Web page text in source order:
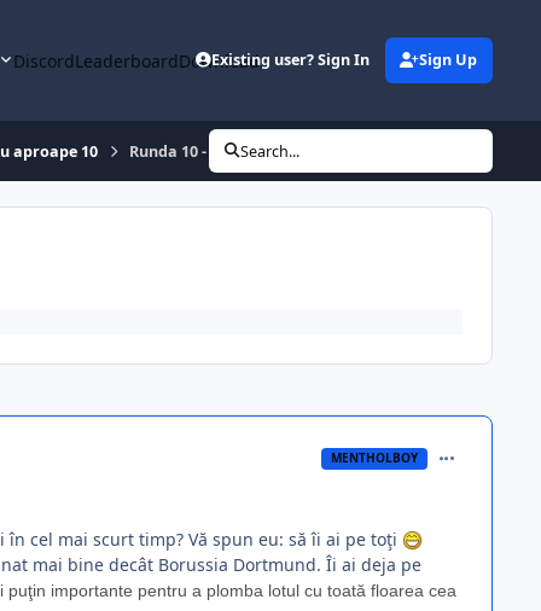
DiscordLeaderboardDownloads
Existing user? Sign In Sign Up
aproape 10 Runda 10 - Nota 10 cu felicitări sau aproape 10
Search...
MENTHOLBOY
cel mai scurt timp? Vă spun eu: să îi ai pe toţi
mai bine decât Borussia Dortmund. Îi ai deja pe
puţin importante pentru a plomba lotul cu toată floarea cea